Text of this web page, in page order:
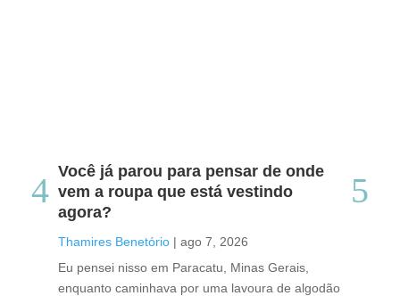
Você já parou para pensar de onde
vem a roupa que está vestindo
agora?
Thamires Benetório | ago 7, 2026
Eu pensei nisso em Paracatu, Minas Gerais,
enquanto caminhava por uma lavoura de algodão